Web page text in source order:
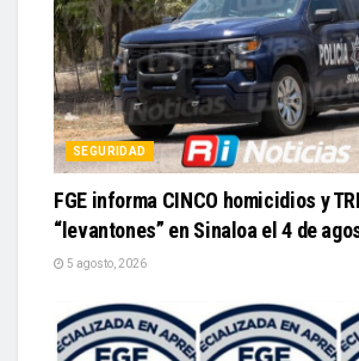
SEGURIDAD
FGE informa CINCO homicidios y
“levantones” en Sinaloa el 4 de
5 agosto, 2026